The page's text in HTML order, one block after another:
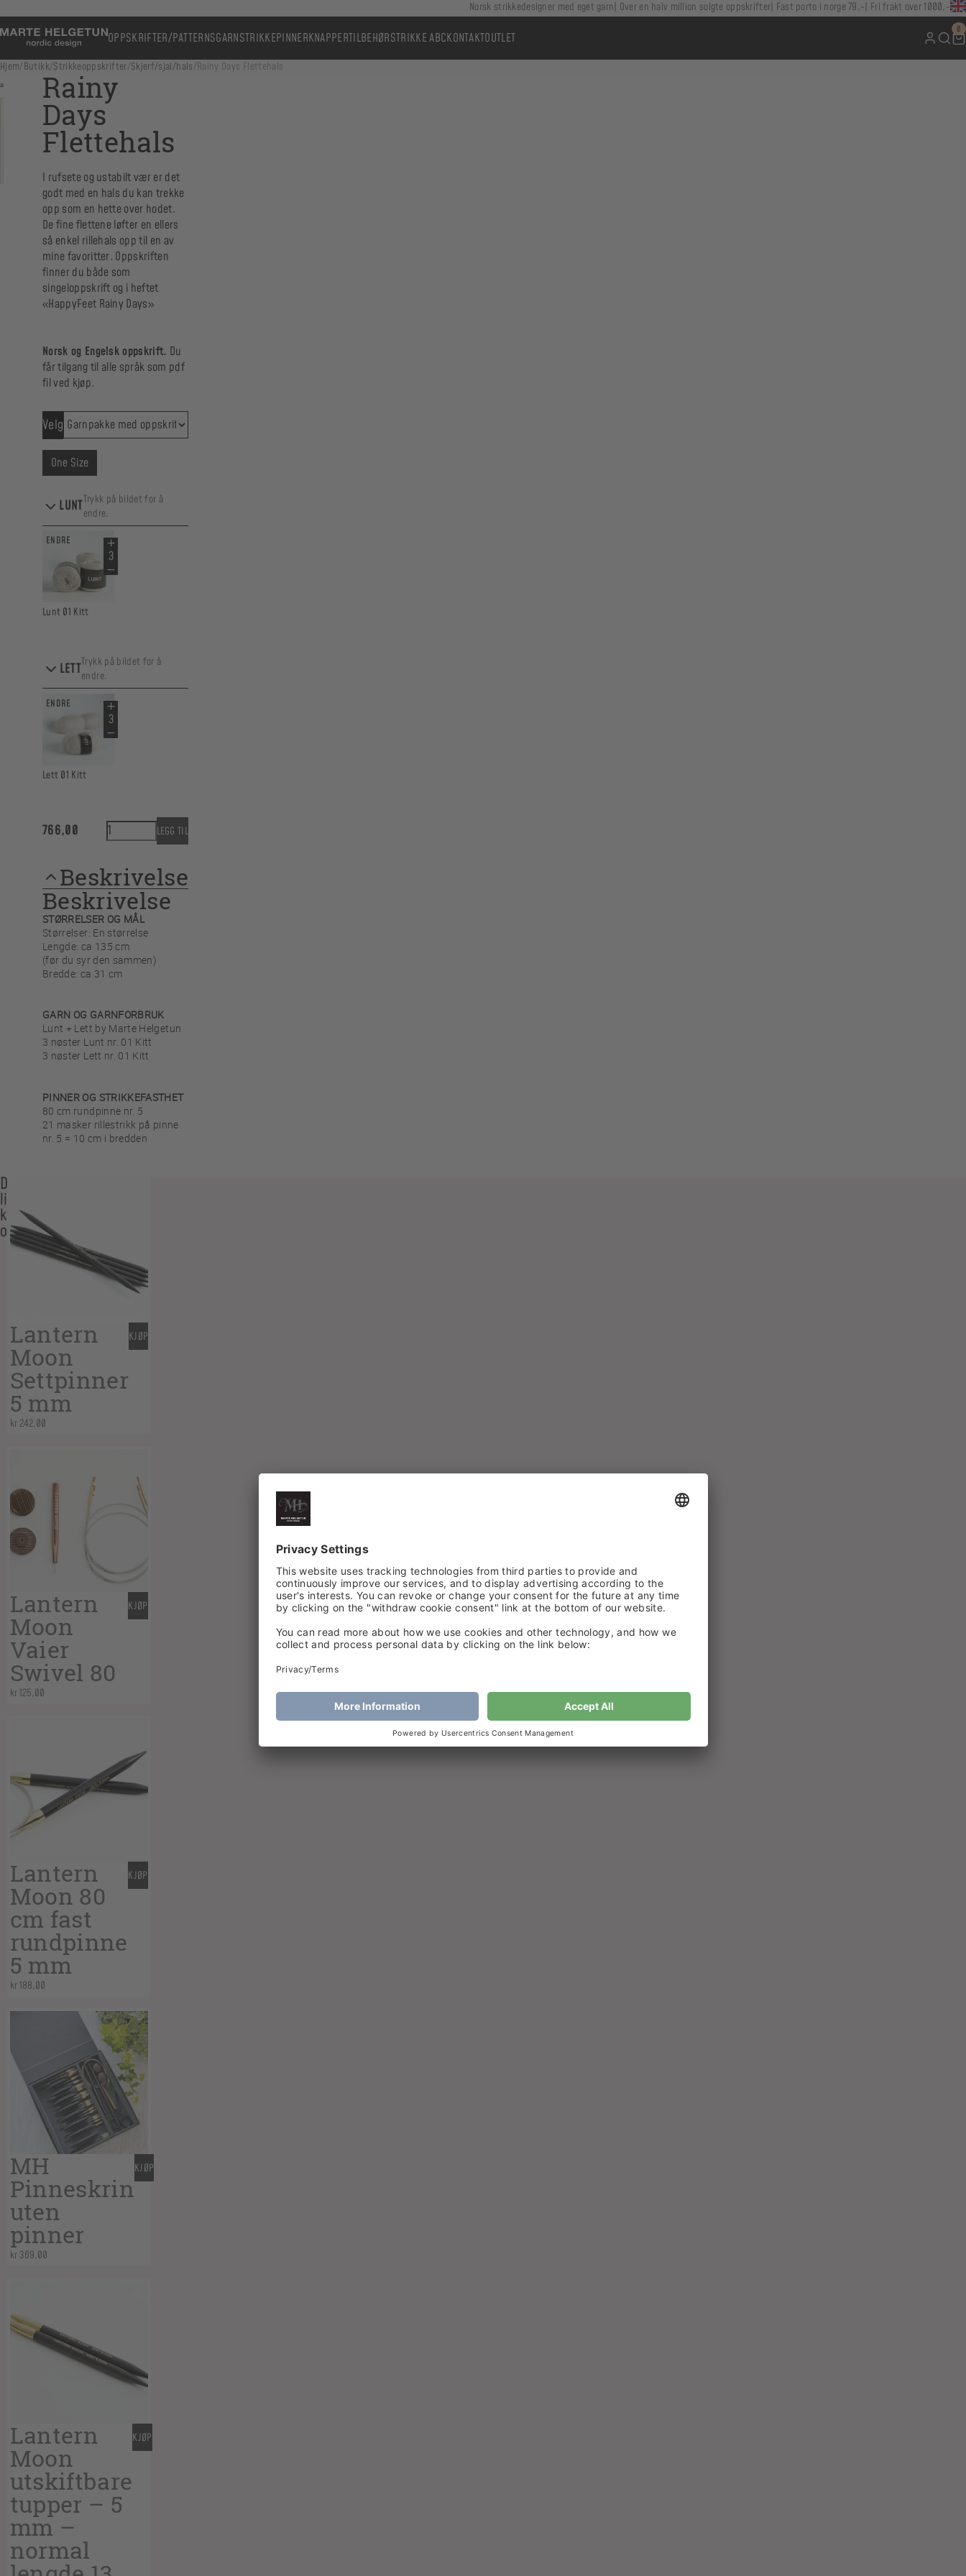
Norsk strikkedesigner med eget garn Over en halv million solgte oppskrifter Fast porto i norge 79,- Fri frakt over 1000,-
OPPSKRIFTER/PATTERNSGARNSTRIKKEPINNERKNAPPERTILBEHØRSTRIKKE ABCKONTAKTOUTLET
0
Hjem/Butikk/Strikkeoppskrifter/Skjerf/sjal/hals/ Rainy Days Flettehals
Rainy
Days
Flettehals
I rufsete og ustabilt vær er det
godt med en hals du kan trekke
opp som en hette over hodet.
De fine flettene løfter en ellers
så enkel rillehals opp til en av
mine favoritter. Oppskriften
finner du både som
singeloppskrift og i heftet
«HappyFeet Rainy Days»
Norsk og Engelsk oppskrift. Du
får tilgang til alle språk som pdf
fil ved kjøp.
Velg
One Size
LUNTTrykk på bildet for å
endre.
ENDRE
Lunt 01 Kitt
LETTTrykk på bildet for å
endre.
ENDRE
Lett 01 Kitt
766,00 Rainy Days Flettehals antall
LEGG TIL
Beskrivelse
Beskrivelse
STØRRELSER OG MÅL
Størrelser: En størrelse
Lengde: ca 135 cm
(før du syr den sammen)
Bredde: ca 31 cm
GARN OG GARNFORBRUK
Lunt + Lett by Marte Helgetun
3 nøster Lunt nr. 01 Kitt
3 nøster Lett nr. 01 Kitt
PINNER OG STRIKKEFASTHET
80 cm rundpinne nr. 5
21 masker rillestrikk på pinne
nr. 5 = 10 cm i bredden
Du
liker
kanskje
også…
Lantern
Moon
Settpinner
5 mm
kr242,00
KJØP
Lantern
Moon
Vaier
Swivel 80
kr125,00
KJØP
Lantern
Moon 80
cm fast
rundpinne
5 mm
kr188,00
KJØP
MH
Pinneskrin
uten
pinner
kr369,00
KJØP
Lantern
Moon
utskiftbare
tupper – 5
mm –
normal
KJØP